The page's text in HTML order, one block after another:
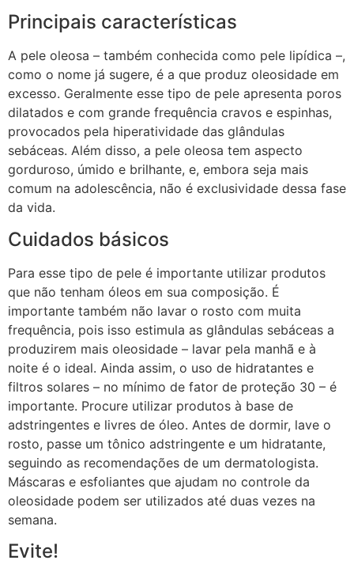
Principais características
A pele oleosa – também conhecida como pele lipídica –,
como o nome já sugere, é a que produz oleosidade em
excesso. Geralmente esse tipo de pele apresenta poros
dilatados e com grande frequência cravos e espinhas,
provocados pela hiperatividade das glândulas
sebáceas. Além disso, a pele oleosa tem aspecto
gorduroso, úmido e brilhante, e, embora seja mais
comum na adolescência, não é exclusividade dessa fase
da vida.
Cuidados básicos
Para esse tipo de pele é importante utilizar produtos
que não tenham óleos em sua composição. É
importante também não lavar o rosto com muita
frequência, pois isso estimula as glândulas sebáceas a
produzirem mais oleosidade – lavar pela manhã e à
noite é o ideal. Ainda assim, o uso de hidratantes e
filtros solares – no mínimo de fator de proteção 30 – é
importante. Procure utilizar produtos à base de
adstringentes e livres de óleo. Antes de dormir, lave o
rosto, passe um tônico adstringente e um hidratante,
seguindo as recomendações de um dermatologista.
Máscaras e esfoliantes que ajudam no controle da
oleosidade podem ser utilizados até duas vezes na
semana.
Evite!